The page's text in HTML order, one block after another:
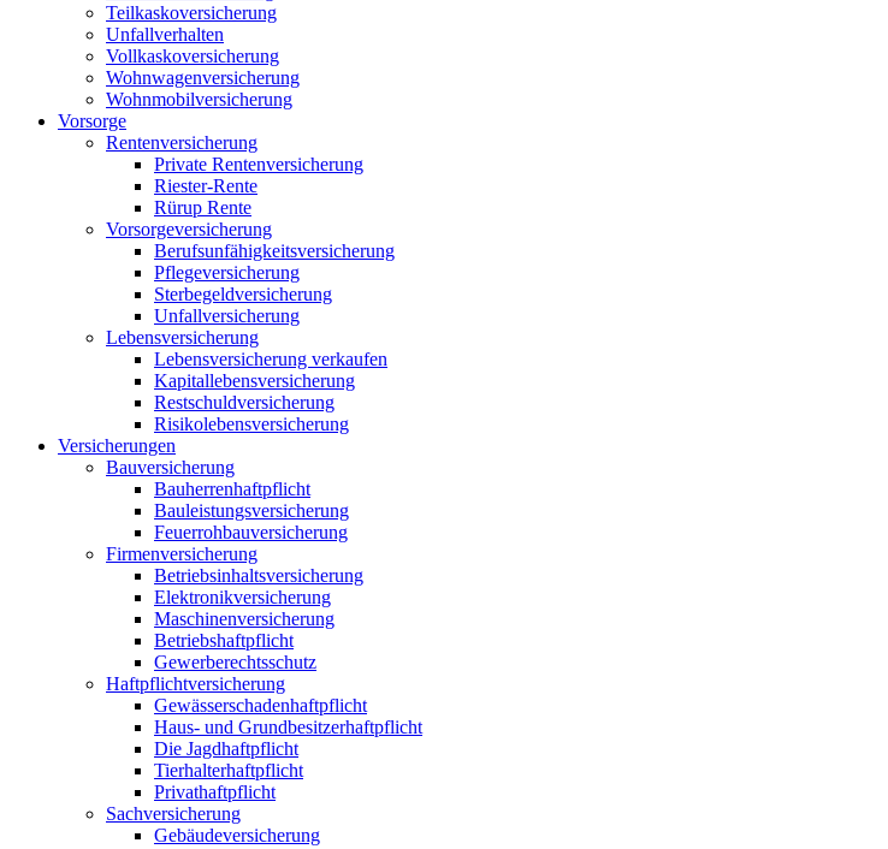
Teilkaskoversicherung
Unfallverhalten
Vollkaskoversicherung
Wohnwagenversicherung
Wohnmobilversicherung
Vorsorge
Rentenversicherung
Private Rentenversicherung
Riester-Rente
Rürup Rente
Vorsorgeversicherung
Berufsunfähigkeitsversicherung
Pflegeversicherung
Sterbegeldversicherung
Unfallversicherung
Lebensversicherung
Lebensversicherung verkaufen
Kapitallebensversicherung
Restschuldversicherung
Risikolebensversicherung
Versicherungen
Bauversicherung
Bauherrenhaftpflicht
Bauleistungsversicherung
Feuerrohbauversicherung
Firmenversicherung
Betriebsinhaltsversicherung
Elektronikversicherung
Maschinenversicherung
Betriebshaftpflicht
Gewerberechtsschutz
Haftpflichtversicherung
Gewässerschadenhaftpflicht
Haus- und Grundbesitzerhaftpflicht
Die Jagdhaftpflicht
Tierhalterhaftpflicht
Privathaftpflicht
Sachversicherung
Gebäudeversicherung